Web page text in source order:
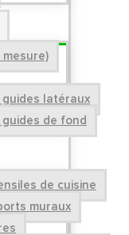
mesure)
guides latéraux
de fond
de cuisine
muraux